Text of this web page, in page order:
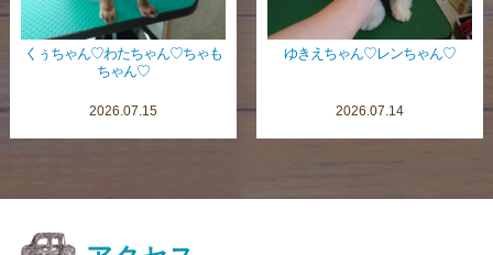
くぅちゃん♡わたちゃん♡ちゃも
ちゃん♡
2026.07.15
ゆきえちゃん♡レンちゃん♡
2026.07.14